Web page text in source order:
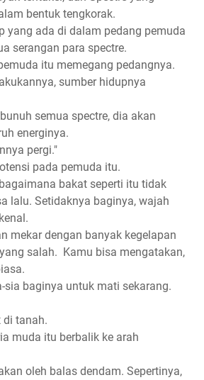
bentuk tengkorak.
yang ada di dalam pedang pemuda
serangan para spectre.
itu memegang pedangnya.
sumber hidupnya
semua spectre, dia akan
energinya.
pergi."
pada pemuda itu.
bakat seperti itu tidak
lalu. Setidaknya baginya, wajah
mekar dengan banyak kegelapan
salah. Kamu bisa mengatakan,
sia baginya untuk mati sekarang.
di tanah.
muda itu berbalik ke arah
oleh balas dendam. Sepertinya,